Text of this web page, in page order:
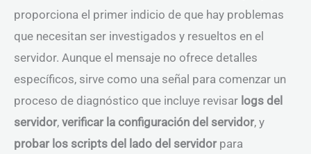
proporciona el primer indicio de que hay problemas
que necesitan ser investigados y resueltos en el
servidor. Aunque el mensaje no ofrece detalles
específicos, sirve como una señal para comenzar un
proceso de diagnóstico que incluye revisar logs del
servidor, verificar la configuración del servidor, y
probar los scripts del lado del servidorpara